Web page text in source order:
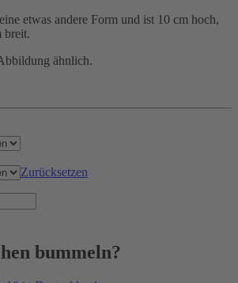
etwas andere Form und ist 10 cm hoch,
breit.
ähnlich.
Zurücksetzen
bummeln?